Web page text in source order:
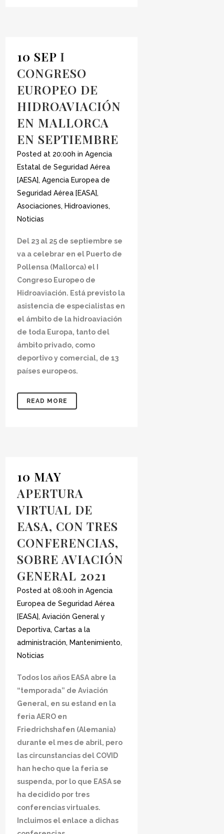
10 SEP I
CONGRESO
EUROPEO DE
HIDROAVIACIÓN
EN MALLORCA
EN SEPTIEMBRE
Posted at 20:00h inAgencia
Estatal de Seguridad Aérea
[AESA],Agencia Europea de
Seguridad Aérea [EASA],
Asociaciones, Hidroaviones,
Noticias
Del 23 al 25 de septiembre se
va a celebrar en el Puerto de
Pollensa (Mallorca) el I
Congreso Europeo de
Hidroaviación. Está previsto la
asistencia de especialistas en
el ámbito de la hidroaviación
de toda Europa, tanto del
ámbito privado, como
deportivo y comercial, de 13
países europeos.
READ MORE
10 MAY
APERTURA
VIRTUAL DE
EASA, CON TRES
CONFERENCIAS,
SOBRE AVIACIÓN
GENERAL 2021
Posted at 08:00h inAgencia
Europea de Seguridad Aérea
[EASA],Aviación General y
Deportiva,Cartas a la
administración, Mantenimiento,
Noticias
Todos los años EASA abre la
“temporada” de Aviación
General, en su estand en la
feria AERO en
Friedrichshafen (Alemania)
durante el mes de abril, pero
las circunstancias del COVID
han hecho que la feria se
suspenda, por lo que EASA se
ha decidido por tres
conferencias virtuales.
Incluimos el enlace a dichas